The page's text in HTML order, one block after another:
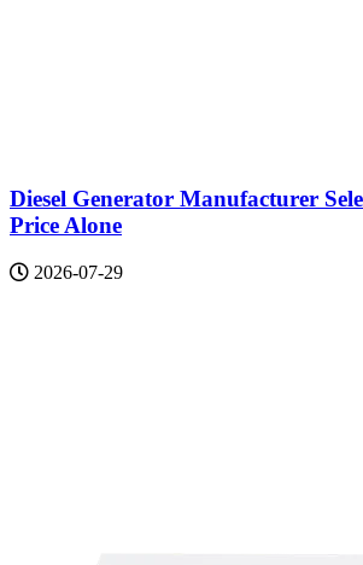
Diesel Generator Manufacturer
Price Alone
2026-07-29